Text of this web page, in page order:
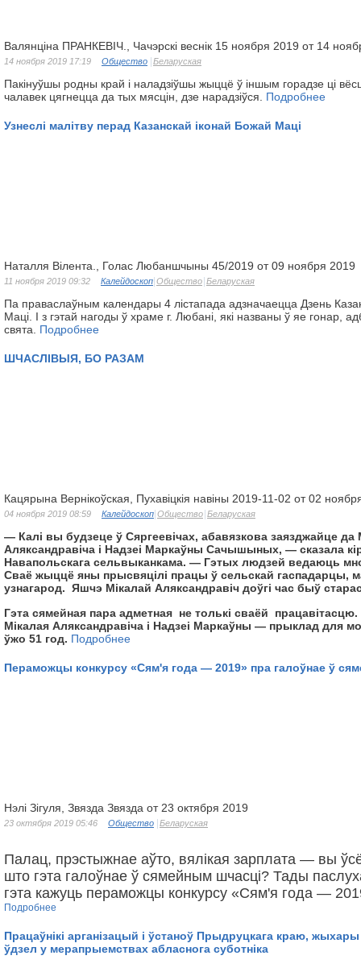
Валянціна ПРАНКЕВІЧ., Чачэрскі веснік 15 ноября 2019 от 14
14 ноября 2019 17:19 Общество Беларуская
Пакінуўшы родны край і наладзіўшы жыццё ў іншым горадзе ці
чалавек цягнецца да тых мясцін, дзе нарадзіўся. Подробнее
Узнеслі малітву перад Казанскай іконай Божай Маці
Наталля Вілента., Голас Любаншчыны 45/2019 от 09 ноября 2019
11 ноября 2019 09:32 Калейдоскоп Общество Беларуская
Па праваслаўным календары 4 лістапада адзначаецца Дзень
Маці. І з гэтай нагоды ў храме г. Любані, які названы ў яе гонар,
свята. Подробнее
ШЧАСЛІВЫЯ, БО РАЗАМ
Кацярына Вернікоўская, Пухавіцкія навіны 2019-11-02 от 02
04 ноября 2019 08:59 Калейдоскоп Общество Беларуская
— Калі вы будзеце ў Сяргеевічах, абавязкова заязджайце да
Аляксандравіча і Надзеі Маркаўны Сачышыных, — сказала
Навапольскага сельвыканкама. — Гэтых людзей ведаюць
Сваё жыццё яны прысвяцілі працы ў сельскай гаспадарцы,
узнагарод. Яшчэ Мікалай Аляксандравіч доўгі час быў
Гэта сямейная пара адметная не толькі сваёй
Мікалая Аляксандравіча і Надзеі Маркаўны — прыклад для
ўжо 51 год. Подробнее
Пераможцы конкурсу «Сям'я года — 2019» пра галоўнае ў
Нэлі Зігуля, Звязда Звязда от 23 октября 2019
23 октября 2019 05:46 Общество Беларуская
Палац, прэстыжнае аўто, вялікая зарплата — вы
што гэта галоўнае ў сямейным шчасці? Тады
гэта кажуць пераможцы конкурсу «Сям'я года —
Подробнее
Працаўнікі арганізацый і ўстаноў Прыдруцкага краю,
ўдзел у мерапрыемствах абласнога суботніка